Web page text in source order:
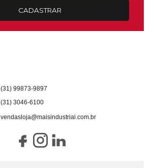
CADASTRAR
(31) 99873-9897
(31) 3046-6100
vendasloja@maisindustrial.com.br